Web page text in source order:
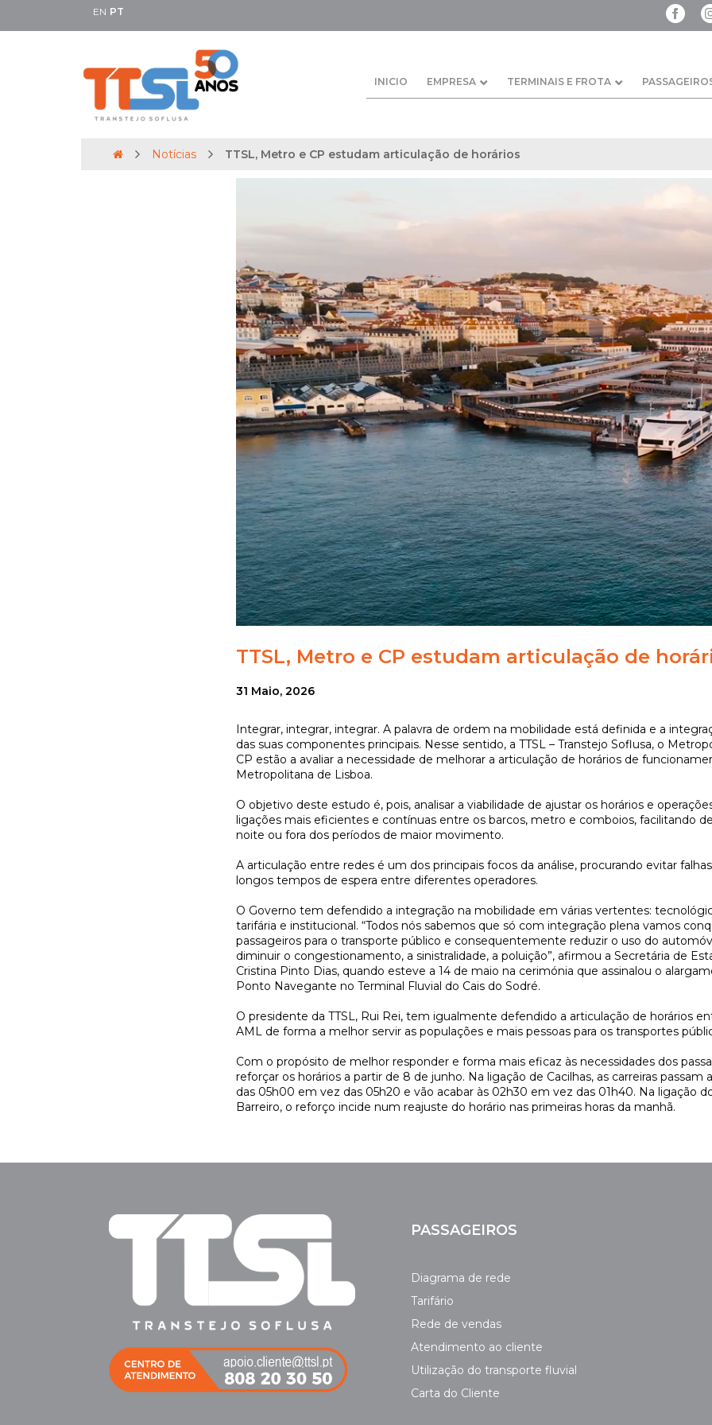
EN PT
INICIO EMPRESA TERMINAIS E FROTA
Notícias TTSL, Metro e CP estudam articulação de horários
TTSL, Metro e CP estudam articulação de
31 Maio, 2026
Integrar, integrar, integrar. A palavra de ordem na mobilidade está definida e a
das suas componentes principais. Nesse sentido, a TTSL – Transtejo Soflusa, o
CP estão a avaliar a necessidade de melhorar a articulação de horários de
Metropolitana de Lisboa.
O objetivo deste estudo é, pois, analisar a viabilidade de ajustar os horários e
ligações mais eficientes e contínuas entre os barcos, metro e comboios, facilitando
noite ou fora dos períodos de maior movimento.
A articulação entre redes é um dos principais focos da análise, procurando evitar
longos tempos de espera entre diferentes operadores.
O Governo tem defendido a integração na mobilidade em várias vertentes:
tarifária e institucional. “Todos nós sabemos que só com integração plena vamos
passageiros para o transporte público e consequentemente reduzir o uso do
diminuir o congestionamento, a sinistralidade, a poluição”, afirmou a Secretária de
Cristina Pinto Dias, quando esteve a 14 de maio na cerimónia que assinalou o
Ponto Navegante no Terminal Fluvial do Cais do Sodré.
O presidente da TTSL, Rui Rei, tem igualmente defendido a articulação de horários
AML de forma a melhor servir as populações e mais pessoas para os transportes
Com o propósito de melhor responder e forma mais eficaz às necessidades dos
reforçar os horários a partir de 8 de junho. Na ligação de Cacilhas, as carreiras passam
das 05h00 em vez das 05h20 e vão acabar às 02h30 em vez das 01h40. Na ligação
Barreiro, o reforço incide num reajuste do horário nas primeiras horas da manhã.
PASSAGEIROS
Diagrama de rede
Tarifário
Rede de vendas
Atendimento ao cliente
Utilização do transporte fluvial
Carta do Cliente